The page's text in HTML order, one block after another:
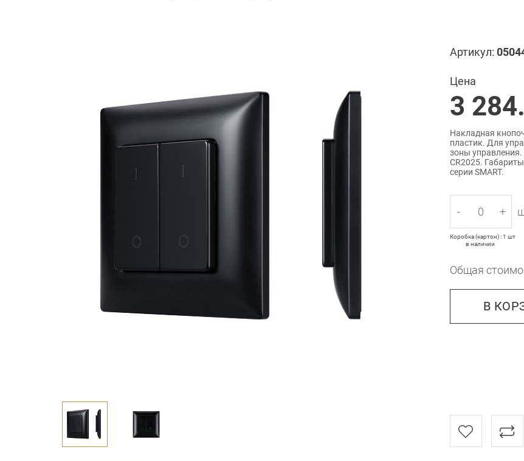
Артикул:
Цена
3
Накладная
пластик. Для
зоны управления.
CR2025.
серии SMART.
- +
Коробка (картон) : 1 шт
в наличии
Общая
В